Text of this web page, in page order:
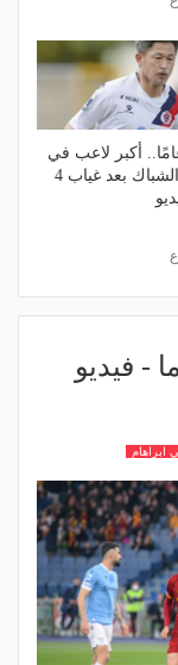
59 عامًا.. أكبر لاعب في
العالم يهز الشباك بعد غياب 4
- فيديو
ابراهام